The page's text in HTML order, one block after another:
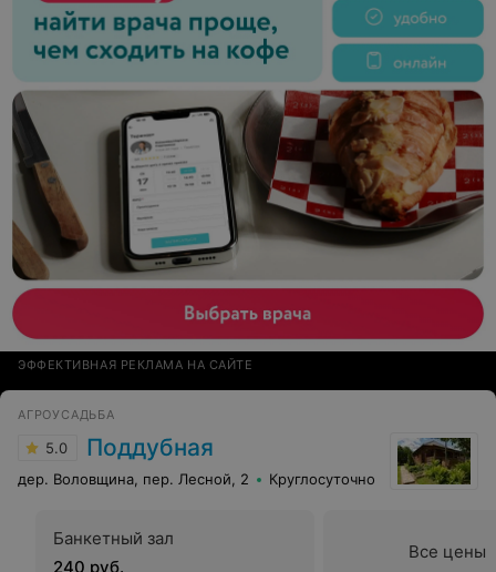
ЭФФЕКТИВНАЯ РЕКЛАМА НА САЙТЕ
АГРОУСАДЬБА
5.0 Поддубная
дер. Воловщина, пер. Лесной, 2 Круглосуточно
Банкетный зал
240 руб.
Все цены